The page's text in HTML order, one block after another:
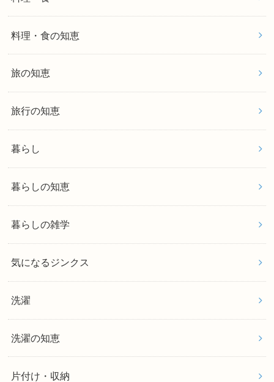
料理・食の知恵
旅の知恵
旅行の知恵
暮らし
暮らしの知恵
暮らしの雑学
気になるジンクス
洗濯
洗濯の知恵
片付け・収納